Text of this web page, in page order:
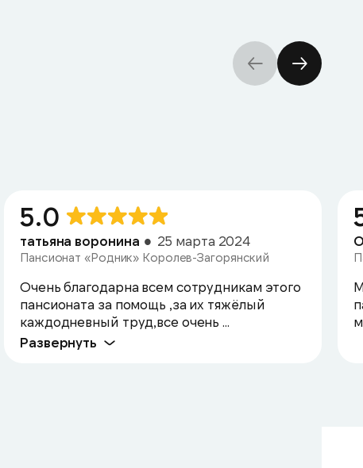
5.0
татьяна воронина 25 марта 2024
Пансионат «Родник» Королев-Загорянский
Очень благодарна всем сотрудникам этого
пансионата за помощь ,за их тяжёлый
каждодневный труд,все очень ...
Развернуть